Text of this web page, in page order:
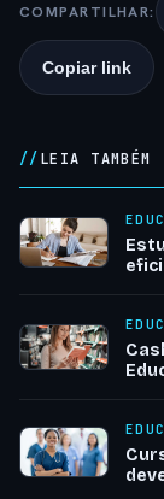
COMPARTILHAR:
Copiar link
LEIA TAMBÉM